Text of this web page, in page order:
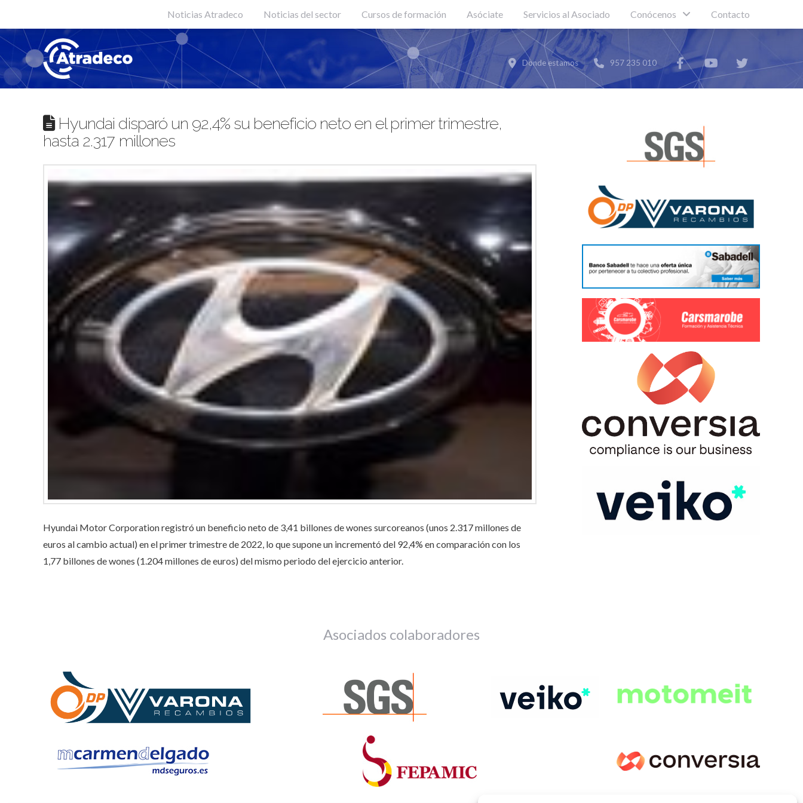
Noticias Atradeco Noticias del sector Cursos de formación Asóciate Servicios al Asociado Conócenos Contacto
Donde estamos 957 235 010
Hyundai disparó un 92,4% su beneficio neto en el primer trimestre,
hasta 2.317 millones
Hyundai Motor Corporation registró un beneficio neto de 3,41 billones de wones surcoreanos (unos 2.317 millones de
euros al cambio actual) en el primer trimestre de 2022, lo que supone un incrementó del 92,4% en comparación con los
1,77 billones de wones (1.204 millones de euros) del mismo periodo del ejercicio anterior.
Asociados colaboradores